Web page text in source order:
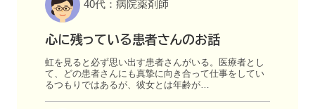
40代：病院薬剤師
心に残っている患者さんのお話
虹を見ると必ず思い出す患者さんがいる。医療者とし
て、どの患者さんにも真摯に向き合って仕事をしてい
るつもりではあるが、彼女とは年齢が…